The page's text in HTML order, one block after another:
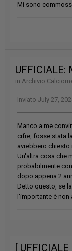
Mi sono
in Archivio
Inviato July 27,
Manco a me
cifre, fosse stata
avrebbero chiesto
Un'altra cosa che
probabilmente
dopo appena 2
Detto questo, se
l'importante è non